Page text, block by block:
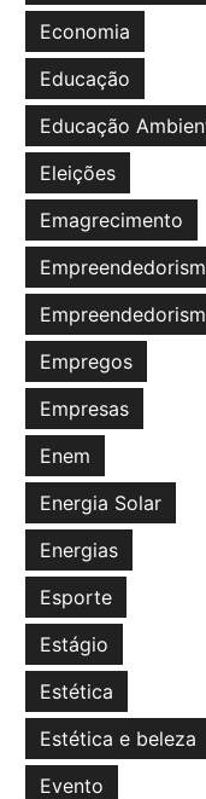
Economia
Educação
Educação
Eleições
Emagrecimento
Empregos
Empresas
Enem
Energia Solar
Energias
Esporte
Estágio
Estética
Estética e beleza
Evento